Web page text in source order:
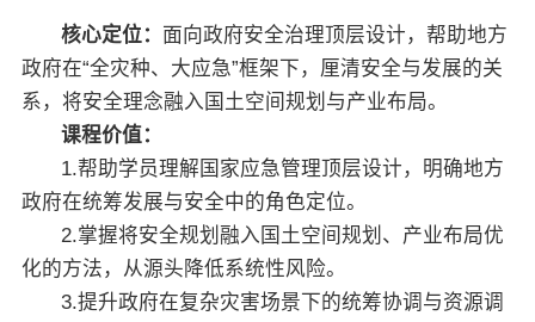
核心定位： 面向政府安全治理顶层设计，帮助地方
政府在“全灾种、大应急”框架下，厘清安全与发展的关
系，将安全理念融入国土空间规划与产业布局。
课程价值：
1.帮助学员理解国家应急管理顶层设计，明确地方
政府在统筹发展与安全中的角色定位。
2.掌握将安全规划融入国土空间规划、产业布局优
化的方法，从源头降低系统性风险。
3.提升政府在复杂灾害场景下的统筹协调与资源调